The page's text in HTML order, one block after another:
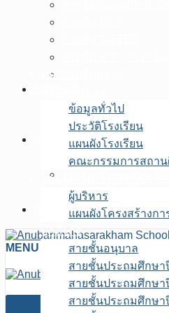
ระบบบันทึกขอใช้ห้อง
ระบบสารสนเทศ ฝ่าย
เพจFB.ห้องเรียนพิเศษ
โครงการห้องเรียน
โครงการห้องเรียน ICP
ITA สถานศึกษา
MENU
หน้าแรก
ข้อมูลทั่วไป
ประวัติโรงเรียน
แผนผังโรงเรียน
คณะกรรมการสถา
โครงสร้างการบริหาร
ผู้บริหาร
แผนผังโครงสร้างก
บุคลากร
สายชั้นอนุบาล
สายชั้นประถมศึกษา
สายชั้นประถมศึกษา
สายชั้นประถมศึกษา